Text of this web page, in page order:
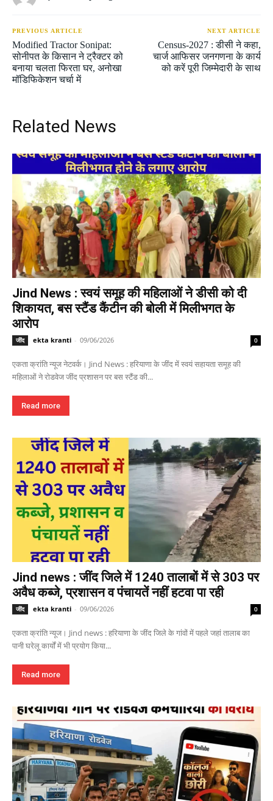
PREVIOUS ARTICLE
Modified Tractor Sonipat:
सोनीपत के किसान ने ट्रैक्टर को
बनाया चलता फिरता घर, अनोखा
मॉडिफिकेशन चर्चा में
NEXT ARTICLE
Census-2027 : डीसी ने कहा,
चार्ज आफिसर जनगणना के कार्य
को करें पूरी जिम्मेदारी के साथ
Related News
Jind News : स्वयं समूह की महिलाओं ने डीसी को दी
शिकायत, बस स्टैंड कैंटीन की बोली में मिलीभगत के
आरोप
जींद ekta kranti - 09/06/2026 0
एकता क्रांति न्यूज नेटवर्क। Jind News : हरियाणा के जींद में स्वयं सहायता समूह की
महिलाओं ने रोडवेज जींद प्रशासन पर बस स्टैंड की...
Read more
Jind news : जींद जिले में 1240 तालाबों में से 303 पर
अवैध कब्जे, प्रशासन व पंचायतें नहीं हटवा पा रही
जींद ekta kranti - 09/06/2026 0
एकता क्रांति न्यूज। Jind news : हरियाणा के जींद जिले के गांवों में पहले जहां तालाब का
पानी घरेलू कार्यों में भी प्रयोग किया...
Read more